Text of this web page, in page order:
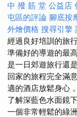
中 撥 筋 堂 公益店
屯區的評論 腳底按
外燴價格 搜尋引擎
經過良好培訓的旅
準備好的導遊的最
是一日郊遊旅行還
回家的旅程完全滿
適的酒店放鬆身心
了解深藍色水面鏡
一個非常輕鬆的綠